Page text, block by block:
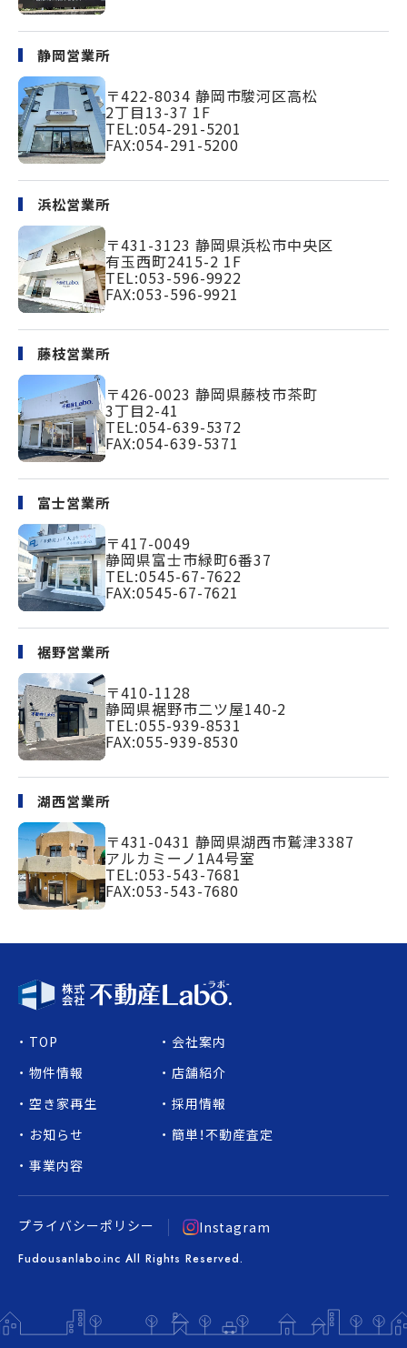
静岡営業所
〒422-8034 静岡市駿河区高松
2丁目13-37 1F
TEL:054-291-5201
FAX:054-291-5200
浜松営業所
〒431-3123 静岡県浜松市中央区
有玉西町2415-2 1F
TEL:053-596-9922
FAX:053-596-9921
藤枝営業所
〒426-0023 静岡県藤枝市茶町
3丁目2-41
TEL:054-639-5372
FAX:054-639-5371
富士営業所
〒417-0049
静岡県富士市緑町6番37
TEL:0545-67-7622
FAX:0545-67-7621
裾野営業所
〒410-1128
静岡県裾野市二ツ屋140-2
TEL:055-939-8531
FAX:055-939-8530
湖西営業所
〒431-0431 静岡県湖西市鷲津3387
アルカミーノ1A4号室
TEL:053-543-7681
FAX:053-543-7680
プライバシーポリシー Instagram
Fudousanlabo.inc All Rights Reserved.
TOP
お知らせ
店舗紹介
物件情報
事業内容
採用情報
空き家再生
会社案内
簡単！不動産査定